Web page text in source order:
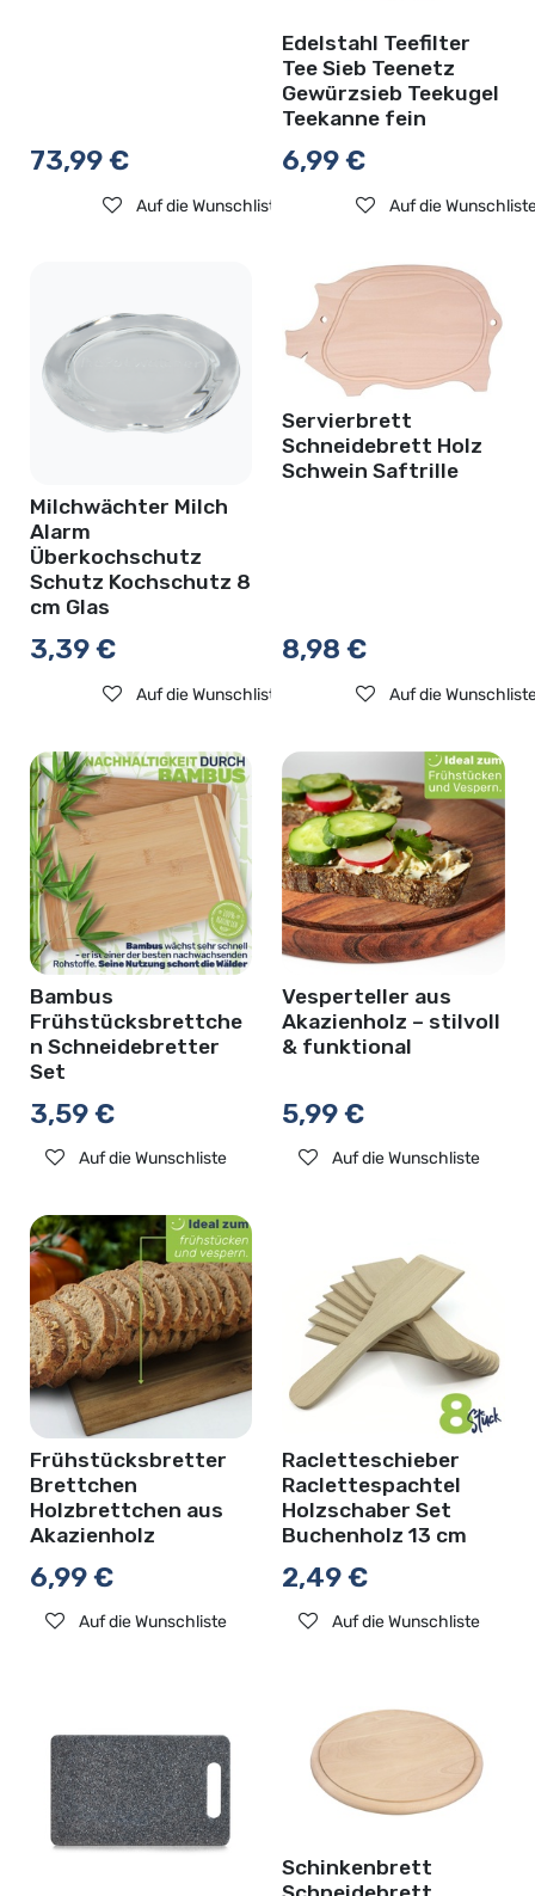
73,99€
Auf die Wunschliste
Edelstahl Teefilter
Tee Sieb Teenetz
Gewürzsieb Teekugel
Teekanne fein
6,99€
Auf die
Milchwächter Milch
Alarm
Überkochschutz
Schutz Kochschutz 8
cm Glas
3,39€
Auf die Wunschliste
Servierbrett
Schneidebrett Holz
Schwein Saftrille
8,98 €
Auf die
Bambus
Frühstücksbrettche
n Schneidebretter
Set
3,59€
Auf die Wunschliste
Vesperteller aus
Akazienholz – stilvoll
& funktional
5,99€
Auf die Wunschliste
Frühstücksbretter
Brettchen
Holzbrettchen aus
Akazienholz
6,99€
Auf die Wunschliste
Racletteschieber
Raclettespachtel
Holzschaber Set
Buchenholz 13 cm
2,49€
Auf die Wunschliste
Schinkenbrett